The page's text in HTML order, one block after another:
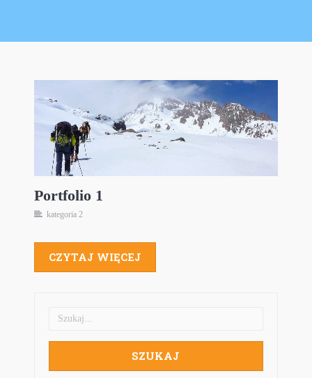
Portfolio 1
kategoria 2
Portfolio 1
kategoria 2
CZYTAJ WIĘCEJ